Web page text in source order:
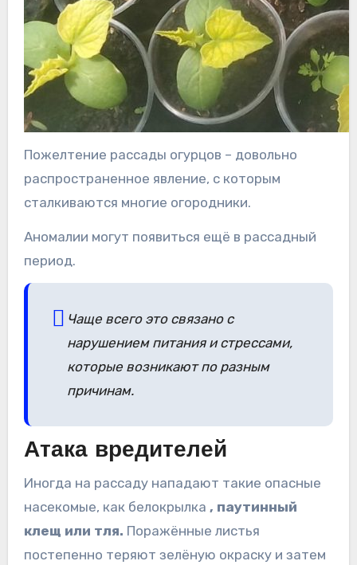
Пожелтение рассады огурцов – довольно
распространенное явление, с которым
сталкиваются многие огородники.
Аномалии могут появиться ещё в рассадный
период.
Чаще всего это связано с
нарушением питания и стрессами,
которые возникают по разным
причинам.
Атака вредителей
Иногда на рассаду нападают такие опасные
насекомые, как белокрылка , паутинный
клещ или тля. Поражённые листья
постепенно теряют зелёную окраску и затем